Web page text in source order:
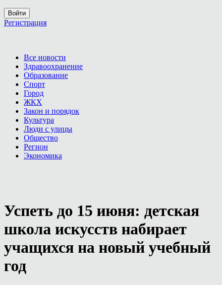
Войти
Регистрация
Все новости
Здравоохранение
Образование
Спорт
Город
ЖКХ
Закон и порядок
Культура
Люди с улицы
Общество
Регион
Экономика
Успеть до 15 июня: детская
школа искусств набирает
учащихся на новый учебный
год